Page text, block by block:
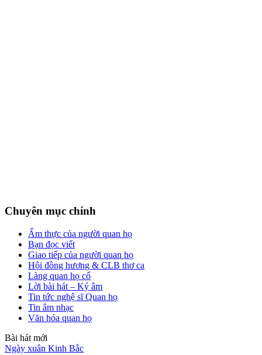
Chuyên mục chính
Ẩm thực của người quan họ
Bạn đọc viết
Giao tiếp của người quan họ
Hội đồng hương & CLB thơ ca
Làng quan họ cổ
Lời bài hát – Ký âm
Tin tức nghệ sĩ Quan họ
Tin âm nhạc
Văn hóa quan họ
Bài hát mới
Ngày xuân Kinh Bắc